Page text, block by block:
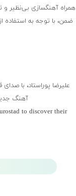
همراه آهنگسازی بی‌نظیر و
ضمن، با توجه به استفاده
علیرضا پوراستاد، با
آهنگ
to discover their